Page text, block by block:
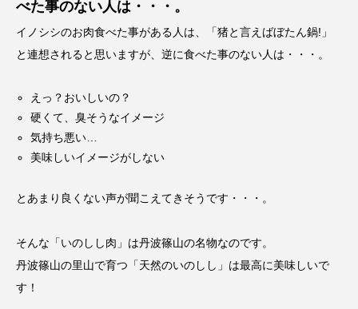
べた事のない人は・・・。
イノシシのお肉食べた事がある人は、「猪と言えばぼたん鍋! 」
と連想されると思いますが、逆に食べた事のない人は・・・。
えっ？おいしいの？
硬くて、臭そうなイメージ
気持ち悪い…
美味しいイメージがしない
とあまり良くない声が聞こえてきそうです・・・。
そんな「いのしし肉」は丹波篠山の名物なのです。
丹波篠山の里山で育つ「天然のいのしし」は最高に美味しいで
す！